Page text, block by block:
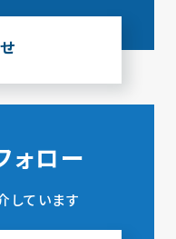
ォロー
しています